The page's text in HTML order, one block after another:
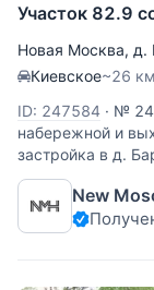
Участок 82.9
Новая Москва, д.
Киевское~26
ID: 247584 · №
набережной и
застройка в д.
от МКАД
Ключевые
New